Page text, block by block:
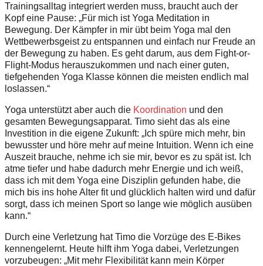
Trainingsalltag integriert werden muss, braucht auch der
Kopf eine Pause: „Für mich ist Yoga Meditation in
Bewegung. Der Kämpfer in mir übt beim Yoga mal den
Wettbewerbsgeist zu entspannen und einfach nur Freude an
der Bewegung zu haben. Es geht darum, aus dem Fight-or-
Flight-Modus herauszukommen und nach einer guten,
tiefgehenden Yoga Klasse können die meisten endlich mal
loslassen.“
Yoga unterstützt aber auch die Koordination und den
gesamten Bewegungsapparat. Timo sieht das als eine
Investition in die eigene Zukunft: „Ich spüre mich mehr, bin
bewusster und höre mehr auf meine Intuition. Wenn ich eine
Auszeit brauche, nehme ich sie mir, bevor es zu spät ist. Ich
atme tiefer und habe dadurch mehr Energie und ich weiß,
dass ich mit dem Yoga eine Disziplin gefunden habe, die
mich bis ins hohe Alter fit und glücklich halten wird und dafür
sorgt, dass ich meinen Sport so lange wie möglich ausüben
kann.“
Durch eine Verletzung hat Timo die Vorzüge des E-Bikes
kennengelernt. Heute hilft ihm Yoga dabei, Verletzungen
vorzubeugen: „Mit mehr Flexibilität kann mein Körper